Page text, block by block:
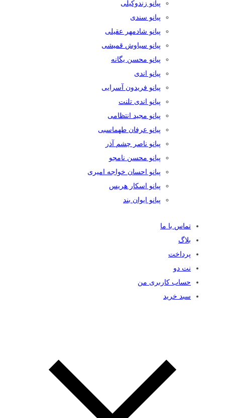
پیانو زندوکیلی
پیانو سندی
پیانو شادمهر عقیلی
پیانو سیاوش قمیشی
پیانو محسن یگانه
پیانو اندی
پیانو فریدون آسرایی
پیانو اندی تلنت
پیانو مجید انتظامی
پیانو عرفان طهماسبی
پیانو ناصر چشم آذر
پیانو محسن نامجو
پیانو احسان خواجه امیری
پیانو اسکار هریس
پیانو ایوان بند
تماس با ما
بلاگ
پرداخت
نت دو
حساب کاربری من
سبد خرید